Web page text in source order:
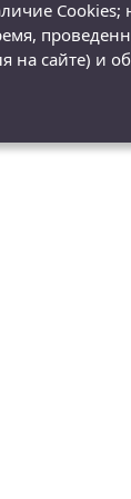
Cookies;
на сайте) и